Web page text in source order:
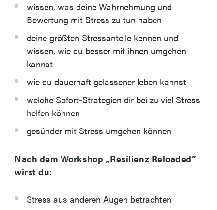
wissen, was deine Wahrnehmung und
Bewertung mit Stress zu tun haben
deine größten Stressanteile kennen und
wissen, wie du besser mit ihnen umgehen
kannst
wie du dauerhaft gelassener leben kannst
welche Sofort-Strategien dir bei zu viel Stress
helfen können
gesünder mit Stress umgehen können
Nach dem Workshop „Resilienz Reloaded”
wirst du:
Stress aus anderen Augen betrachten